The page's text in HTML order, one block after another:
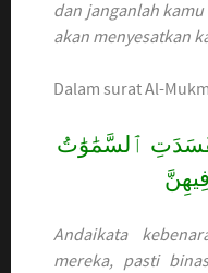
dan janganlah
akan menyesatkan
Dalam surat Al-
لَفَسَدَتِ ٱلسَّمَٰوَٰتُ
Andaikata
mereka, pasti